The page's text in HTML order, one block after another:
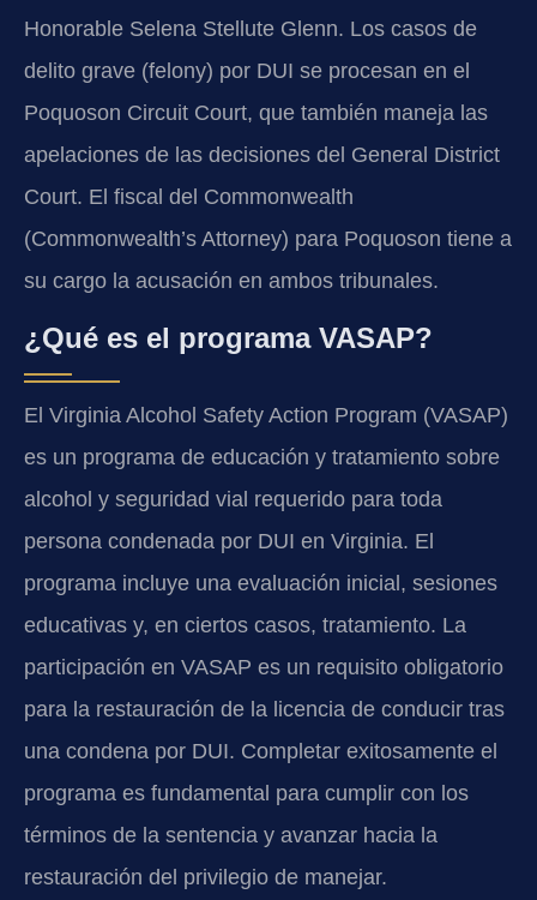
Honorable Selena Stellute Glenn. Los casos de
delito grave (felony) por DUI se procesan en el
Poquoson Circuit Court, que también maneja las
apelaciones de las decisiones del General District
Court. El fiscal del Commonwealth
(Commonwealth’s Attorney) para Poquoson tiene a
su cargo la acusación en ambos tribunales.
¿Qué es el programa VASAP?
El Virginia Alcohol Safety Action Program (VASAP)
es un programa de educación y tratamiento sobre
alcohol y seguridad vial requerido para toda
persona condenada por DUI en Virginia. El
programa incluye una evaluación inicial, sesiones
educativas y, en ciertos casos, tratamiento. La
participación en VASAP es un requisito obligatorio
para la restauración de la licencia de conducir tras
una condena por DUI. Completar exitosamente el
programa es fundamental para cumplir con los
términos de la sentencia y avanzar hacia la
restauración del privilegio de manejar.